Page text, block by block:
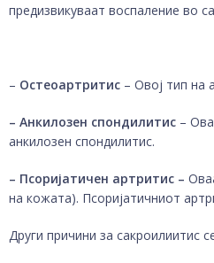
предизвикуваат воспаление во
– Остеоартритис – Овој тип на
– Анкилозен спондилитис –
анкилозен спондилитис.
– Псоријатичен артритис –
на кожата). Псоријатичниот
Други причини за сакроилиитис